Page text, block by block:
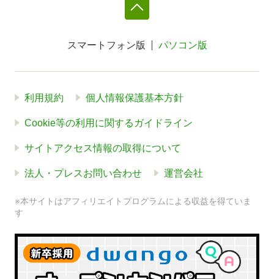
スマートフォン版 パソコン版
利用規約 個人情報保護基本方針
Cookie等の利用に関するガイドライン
サイトアクセス情報の取得について
法人・プレスお問い合わせ 運営会社
※本サイトはアフィリエイトプログラムによる収益を得ていま
す